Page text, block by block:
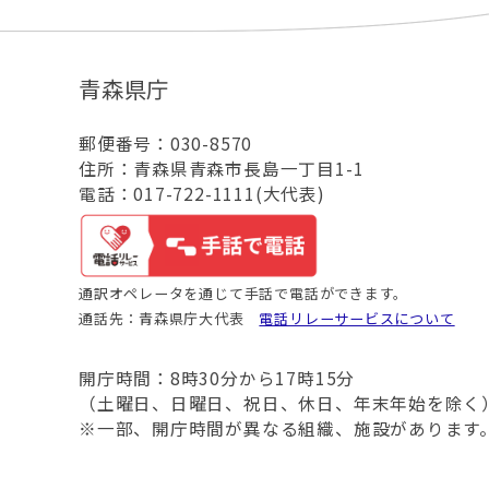
青森県庁
郵便番号：030-8570
住所：青森県青森市長島一丁目1-1
電話：017-722-1111(大代表)
通訳オペレータを通じて手話で電話ができます。
通話先：青森県庁大代表 電話リレーサービスについて
開庁時間：8時30分から17時15分
（土曜日、日曜日、祝日、休日、年末年始を除く
※一部、開庁時間が異なる組織、施設があります